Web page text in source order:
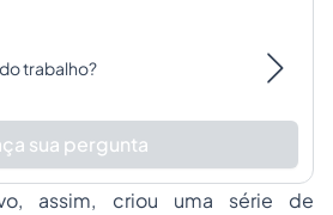
trabalho?
sua pergunta
assim, criou uma série de